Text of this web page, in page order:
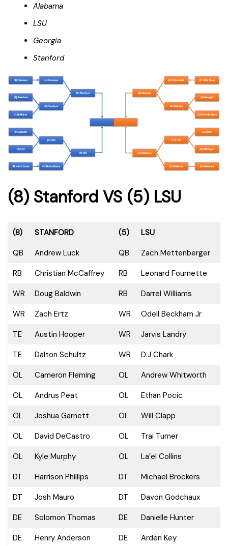
Alabama
LSU
Georgia
Stanford
(8) Stanford VS (5) LSU
(8) STANFORD (5)
LSU
QB
Andrew Luck QB
Zach Mettenberger
RB
Christian McCaffrey RB
Leonard Fournette
WR
Doug Baldwin RB
Darrel Williams
WR
Zach Ertz WR
Odell Beckham Jr
TE
Austin Hooper WR
Jarvis Landry
TE
Dalton Schultz WR
D.J Chark
OL
Cameron Fleming OL
Andrew Whitworth
OL
Andrus Peat OL
Ethan Pocic
OL
Joshua Garnett OL
Will Clapp
OL
David DeCastro OL
Trai Turner
OL
Kyle Murphy OL
La’el Collins
DT
Harrison Phillips DT
Michael Brockers
DT
Josh Mauro DT
Davon Godchaux
DE
Solomon Thomas DE
Danielle Hunter
DE
Henry Anderson DE
Arden Key